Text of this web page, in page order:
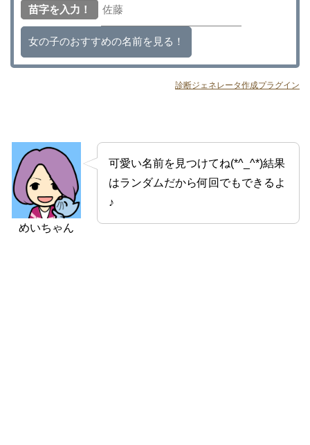
苗字を入力！
診断ジェネレータ作成プラグイン
めいちゃん
可愛い名前を見つけてね(*^_^*)結果
はランダムだから何回でもできるよ
♪